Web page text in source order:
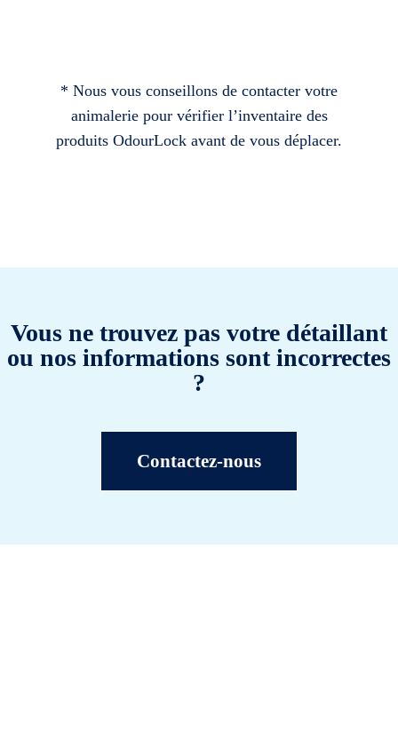
* Nous vous conseillons de contacter votre
animalerie pour vérifier l’inventaire des
produits OdourLock avant de vous déplacer.
Vous ne trouvez pas votre détaillant
ou nos informations sont incorrectes
?
Contactez-nous